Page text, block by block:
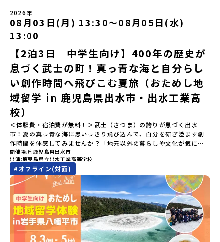
ら抽選の上、締め切り日から1週間を目途に、お申し込み時に記入い
ただいたメールアドレス宛に「当選／落選メール」をお送りいたし
ます。当選者は、メールに記載された「当選確認フォーム」に３日
以内に回答いただき、確認フォームの提出をもって参加確定とさせ
ていただきます。当選確認フォームの期日までにご回答いただけな
い場合は、当選を取り消しとさせていただきます。当選取り消しが
あった場合は、繰り上げ当選者へご連絡させていただきます。登録
メールアドレスの変更をご希望の場合は下記の地域みらい留学公式
LINEよりご連絡をお願いします。※受信制限設定をしていると、通
知メールをお受け取りいただけません。その場合は、
「@miratabi.jp」からのメールを受信できるよう設定をお願いいた
します。※結果に関する個別のお問合せにはお答えしておりません
ので、ご了承ください。・お申し込みについてお申込はお一人様1回
限りです。PC・スマートフォンからお申込ください。申込後の内容
変更はできません。お申込時は、メールアドレスの入力間違いにご
注意ください。・宿泊について１室に複数(同性2～4名程度)で宿泊
いただく予定です。・食事アレルギー対応について個別の詳細なア
レルギー対応希望にはお応えしかねる場合がございます。対応が必
要な場合は必ず事前にご相談ください。・参加取消や急遽参加でき
なくなった場合について参加決定後の参加お取り消しはご遠慮下さ
い。やむを得ないお取り消しの場合はお早めに事務局までご連絡く
ださい。・キャンセルポリシーやむを得ない参加お取り消しの場
合、以下のルールに沿って対応させていただきます。ご了承くださ
い。プログラム開催日の前日＜7月3日＞から、【キャンセルのご連
絡日：お支払いいただく旅行代金】・21日目にあたる日以前：無
「みんなでBBQディナー」 -さらに仲間や地元の高校生、町の大人
たちと交流＜3日目＞（AM）「アイヌが愛した森を散策するフィー
ルドワーク」「3日間の振り返りワーク」 -みんなで振り返り対話
「ランチ/お土産タイム」（PM） 13：30頃プログラム終了-新千歳
空港には15：00頃に到着予定です。※天候の状況や参加人数によっ
てプログラムを変更する場合がございます。参加概要【開催場所】
北海道平取町（びらとりちょう）【実施日程】7月18日(土)～7月20
日(月祝)※参加が確定した方には6月3日(水) 18：30～20：00に
「参加者向け事前オンライン研修」をご案内する予定です。必ず参
加をお願いします。【集合場所・時間】7月18日(土) 12：00 新千歳
空港※12：00までに新千歳空港に到着する便で手配ください。【解
散場所・時間】7月20日(祝月) 15：00頃 新千歳空港※16：00以降
に新千歳空港を出発する便で手配ください。【対象】中学2年生、中
学3年生【宿泊先】ゲストハウス ヤント※ドミトリータイプの2段ベ
ッド（1室2～4名）で宿泊いただく予定です。【旅行代金】無料※旅
行代金に含まれる費用のうち、以下の内容が無料となります・宿泊
費（2泊分）・プログラム内のアクティビティ・体験費用・一部の食
事代※以下の費用は参加者のご負担となります・集合場所までの往
復交通費・お土産代や自由時間の個人飲食費などの個人的費用【募
集人数】最大10名（お申し込み多数の場合は抽選の上決定）【参加
者決定】お申し込み多数の場合は、締め切り後1週間を目途に当落結
果をご連絡いたします。【申し込み受付締切】4月30日(木)12：00
から 5月14日(木) 12：00まで疑問も不安もワクワクに変える！「お
ためし地域留学」ステップアップ説明会プログラムの内容を詳しく
知りたい方や、お申し込みを迷われている方向けにZoomでのオン
です。どんな困難な状況にも真っ向から立ち向かい、未知の領域へ
夢を追って挑戦し続ける姿勢や、手つかずの大自然の中で一攫千金
の夢を抱いて熱中した「砂金掘り」、自らの手で広大な大地を切り
拓いてきた農業や漁業の歴史など、夢を追う人々が集まる他の町に
はない風土が存在します。大樹町では、このフロンティアスピリッ
ツが現在、「北海道の小さな町から宇宙を目指す」という新たな夢
へと繋がっています。 「宇宙版シリコンバレー」の実現を目指し、
国内外の宇宙関連企業が集まる宇宙港「北海道スペースポート」の
整備が進められています。 この未来への挑戦の精神は、民間企業に
よる日本初のロケット打ち上げ成功という形で実を結び、世界有数
のロケット発射場の適地として全国・アジア各国からも大きな注目
を集めています 今回は、そんな大樹町の過去から未来へ繋がるフロ
ンティアスピリッツに触れるアクティビティへ出発！農業からロケ
ットまで本物の現場を体感し、他では味わえない体験を五感をフル
につかって楽しむことができます🎵大樹高校は、農業から宇宙まで
「町のぜんぶが教科書」！大樹高校の学びは、ただ教室の机に座っ
ているだけではありません！農業や漁業から、最先端の宇宙科学ま
で「町のぜんぶが教科書」 です。先輩たちは「地域探究」の授業
や、放課後の「地域探究サークル」を通して、学校の外へどんどん
飛び出し町の人たちと一緒にリアルな課題解決にチャレンジしてい
ます。そんな先輩たちとの交流がきっと「未来の自分」のヒントが
見つかるはず！ あたたかい町の人たちや先輩たちとの出会いが待っ
ている北海道大樹町へ、あなたの世界をグッと広げる特別な旅に出
発しませんか？ 体験のおすすめポイント体験プログラム内容（予
定）＜１日目＞（PM）「オリエンテーション・自己紹介ワーク」
2026年
08月03日(月) 13:30〜08月05日(水)
13:00
【2泊3日｜中学生向け】400年の歴史が
息づく武士の町！真っ青な海と自分らし
い創作時間へ飛びこむ夏旅（おためし地
域留学 in 鹿児島県出水市・出水工業高
校）
＜体験費・宿泊費が無料！＞武士（さつま）の誇りが息づく出水
市！夏の真っ青な海に思いっきり飛び込んで、自分を研ぎ澄ます創
作時間を体感してみませんか？「地元以外の暮らしや文化が気にな
る。いつか留学してみたい！」「自分の進学や将来の可能性をもっ
とひらきたい！」「ものづくりや工業高校に興味がある！」そんな
中学生のみなさんにおすすめ！「おためし地域留学」は、日本全国
約200の高校と連携し、地域の枠を超えて学校生活を送る「地域みら
い留学」をプチ体験できるプログラムです。はじめてのひとり旅で
も安心！現地でもスタッフがしっかりとサポートいたします。今回
のフィールドは「鹿児島県 出水市（いずみし）出水工業高校」出水
市（いずみし）は、鹿児島県の玄関口にあるまち。ここでしか見ら
れない景色と、地元の人たちがずっと大切にしてきたものがありま
す。400年前から続く「武士の道」を歩く昔、武士たちがまちを守る
開催場所 鹿児島県出水市
出演 鹿児島県立出水工業高等学校
#オフライン(対面)